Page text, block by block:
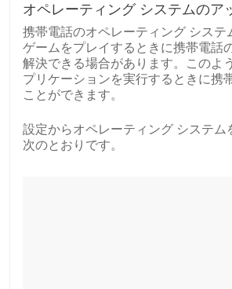
オペレーティング システムのア
携帯電話のオペレーティング システ
ゲームをプレイするときに携帯電話
解決できる場合があります。このよ
プリケーションを実行するときに携
ことができます。
設定からオペレーティング システム
次のとおりです。